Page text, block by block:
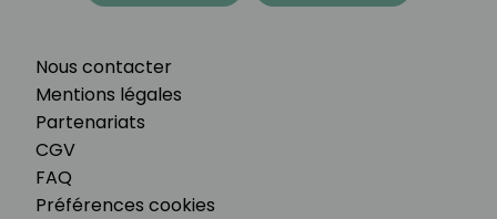
Nous contacter
Mentions légales
Partenariats
CGV
FAQ
Préférences cookies